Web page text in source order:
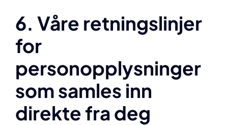
6. Våre retningslinjer
for
personopplysninger
som samles inn
direkte fra deg